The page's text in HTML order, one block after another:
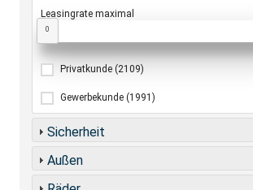
Leasingrate maximal
0
Privatkunde (2109)
Gewerbekunde (1991)
Sicherheit
Außen